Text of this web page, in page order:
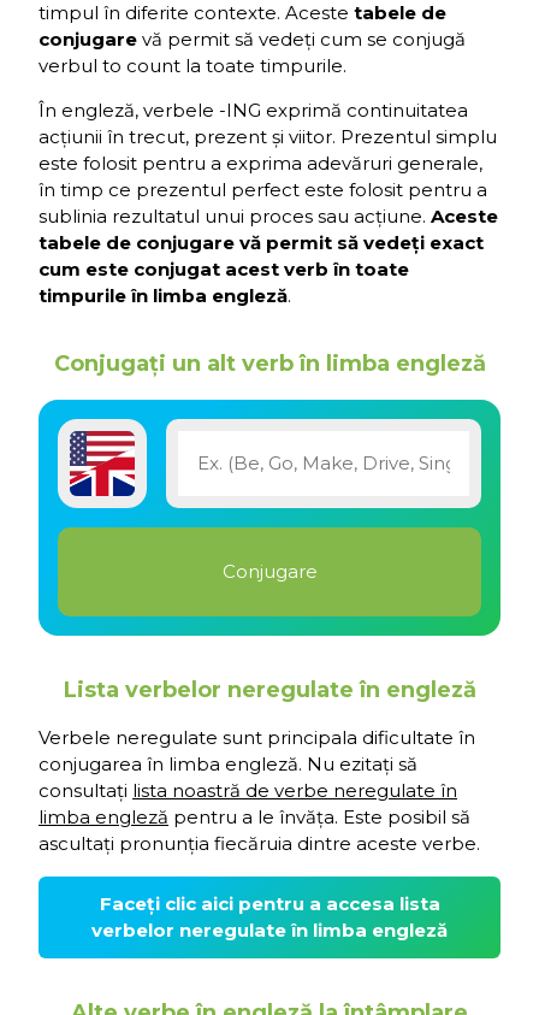
timpul în diferite contexte. Aceste tabele de
conjugare vă permit să vedeți cum se conjugă
verbul to count la toate timpurile.
În engleză, verbele -ING exprimă continuitatea
acțiunii în trecut, prezent și viitor. Prezentul simplu
este folosit pentru a exprima adevăruri generale,
în timp ce prezentul perfect este folosit pentru a
sublinia rezultatul unui proces sau acțiune. Aceste
tabele de conjugare vă permit să vedeți exact
cum este conjugat acest verb în toate
timpurile în limba engleză.
Conjugați un alt verb în limba engleză
Lista verbelor neregulate în engleză
Verbele neregulate sunt principala dificultate în
conjugarea în limba engleză. Nu ezitați să
consultați lista noastră de verbe neregulate în
limba engleză pentru a le învăța. Este posibil să
ascultați pronunția fiecăruia dintre aceste verbe.
Faceți clic aici pentru a accesa lista
verbelor neregulate în limba engleză